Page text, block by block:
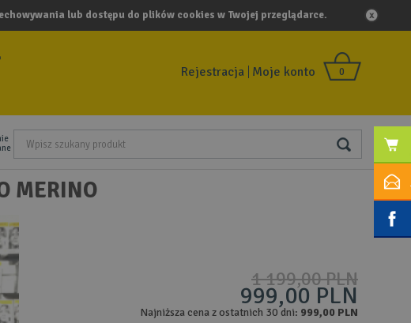
lub dostępu do plików cookies w Twojej przeglądarce.
0
Rejestracja Moje konto
MERINO
1 199,00 PLN
999,00 PLN
Najniższa cena z ostatnich 30 dni: 999,00 PLN